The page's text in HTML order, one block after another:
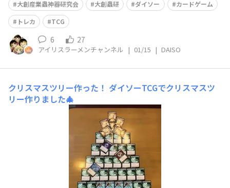
大創産業蟲神器研究会
大創蟲研 ダイソー
カードゲーム
トレカ
TCG
6 27
アイリスラーメンチャンネル | 01/15 | DAISO
クリスマスツリー作った！ ダイソーTCGでクリスマスツ
リー作りました🎄